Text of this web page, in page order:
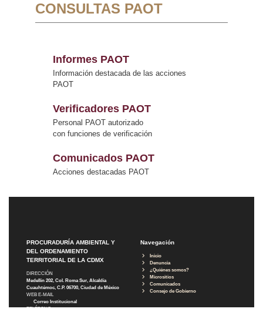
CONSULTAS PAOT
Informes PAOT
Información destacada de las acciones
PAOT
Verificadores PAOT
Personal PAOT autorizado
con funciones de verificación
Comunicados PAOT
Acciones destacadas PAOT
PROCURADURÍA AMBIENTAL Y
DEL ORDENAMIENTO
TERRITORIAL DE LA CDMX
DIRECCIÓN
Medellín 202, Col. Roma Sur, Alcaldía
Cuauhtémoc, C.P. 06700, Ciudad de México
WEB E-MAIL
Correo Institucional
TELÉFONO
Navegación
Inicio
Denuncia
¿Quiénes somos?
Micrositios
Comunicados
Consejo de Gobierno